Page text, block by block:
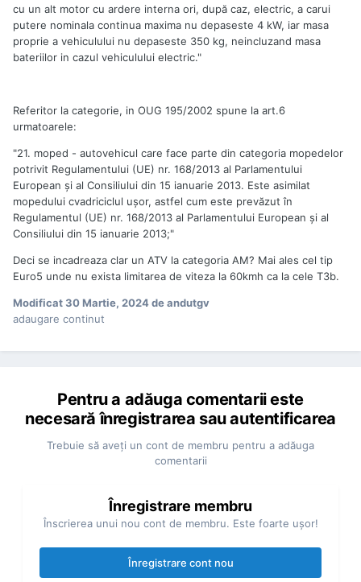
cu un alt motor cu ardere interna ori, după caz, electric, a carui
putere nominala continua maxima nu depaseste 4 kW, iar masa
proprie a vehiculului nu depaseste 350 kg, neincluzand masa
bateriilor in cazul vehiculului electric."
Referitor la categorie, in OUG 195/2002 spune la art.6
urmatoarele:
"21. moped - autovehicul care face parte din categoria mopedelor
potrivit Regulamentului (UE) nr. 168/2013 al Parlamentului
European şi al Consiliului din 15 ianuarie 2013. Este asimilat
mopedului cvadriciclul uşor, astfel cum este prevăzut în
Regulamentul (UE) nr. 168/2013 al Parlamentului European şi al
Consiliului din 15 ianuarie 2013;"
Deci se incadreaza clar un ATV la categoria AM? Mai ales cel tip
Euro5 unde nu exista limitarea de viteza la 60kmh ca la cele T3b.
Modificat30 Martie, 2024de andutgv
adaugare continut
Pentru a adăuga comentarii este
necesară înregistrarea sau autentificarea
Trebuie să aveţi un cont de membru pentru a adăuga
comentarii
Înregistrare membru
Înscrierea unui nou cont de membru. Este foarte uşor!
Înregistrare cont nou